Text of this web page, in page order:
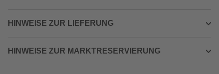
HINWEISE ZUR LIEFERUNG
HINWEISE ZUR MARKTRESERVIERUNG